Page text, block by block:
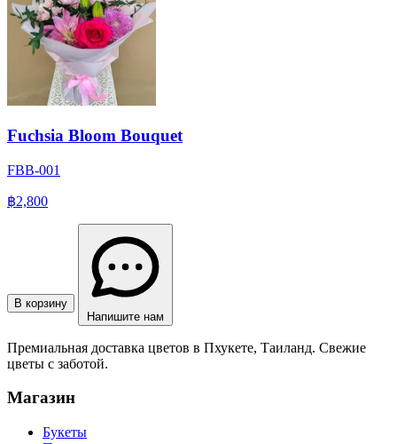
Fuchsia Bloom Bouquet
FBB-001
฿2,800
В корзину
Напишите нам
Премиальная доставка цветов в Пхукете, Таиланд. Свежие
цветы с заботой.
Магазин
Букеты